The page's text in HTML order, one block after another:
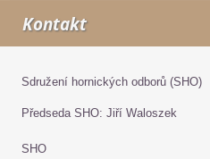
Kontakt
Sdružení hornických odborů (SHO)
Předseda SHO: Jiří Waloszek
SHO